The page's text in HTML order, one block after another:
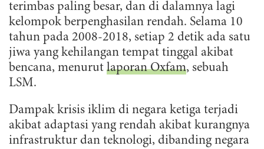
terimbas paling besar, dan di dalamnya lagi
kelompok berpenghasilan rendah. Selama 10
tahun pada 2008-2018, setiap 2 detik ada satu
jiwa yang kehilangan tempat tinggal akibat
bencana, menurut laporan Oxfam, sebuah
LSM.
Dampak krisis iklim di negara ketiga terjadi
akibat adaptasi yang rendah akibat kurangnya
infrastruktur dan teknologi, dibanding negara